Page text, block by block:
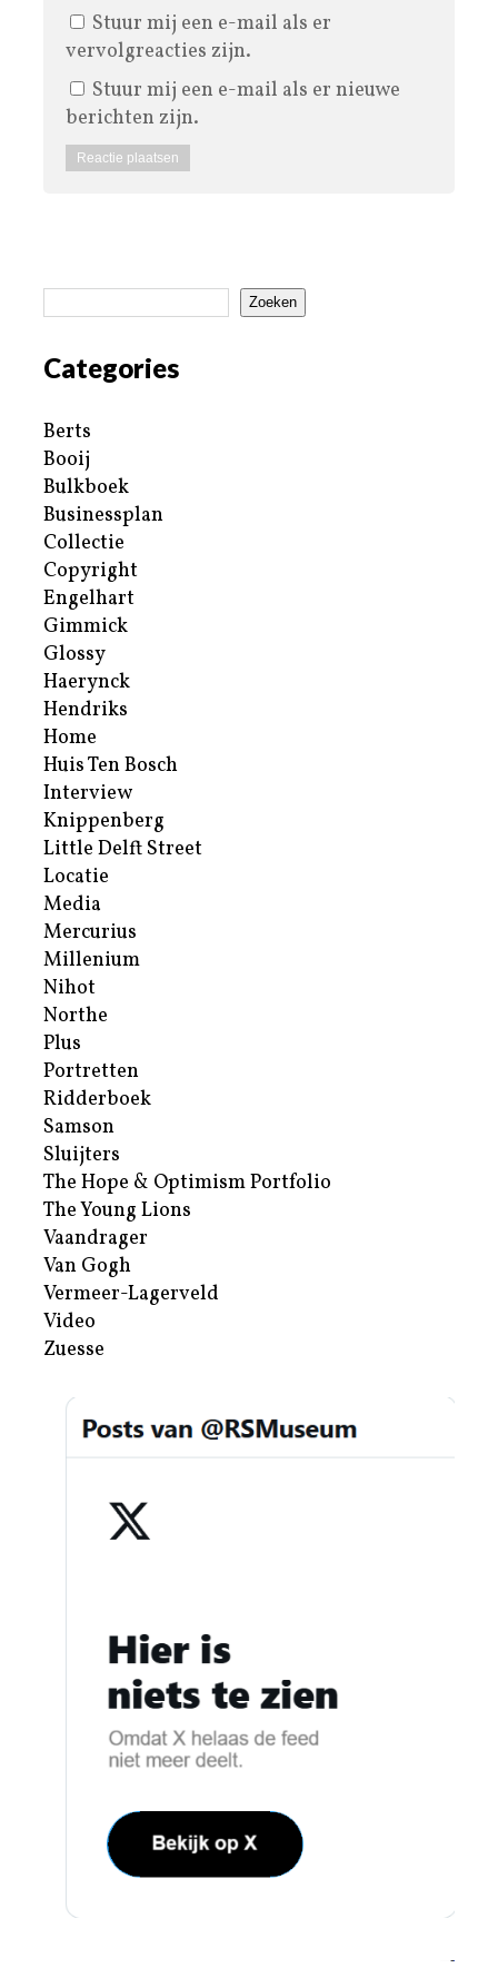
Stuur mij een e-mail als er
vervolgreacties zijn.
Stuur mij een e-mail als er nieuwe
berichten zijn.
Zoeken
Categories
Berts
Booij
Bulkboek
Businessplan
Collectie
Copyright
Engelhart
Gimmick
Glossy
Haerynck
Hendriks
Home
Huis Ten Bosch
Interview
Knippenberg
Little Delft Street
Locatie
Media
Mercurius
Millenium
Nihot
Northe
Plus
Portretten
Ridderboek
Samson
Sluijters
The Hope & Optimism Portfolio
The Young Lions
Vaandrager
Van Gogh
Vermeer-Lagerveld
Video
Zuesse